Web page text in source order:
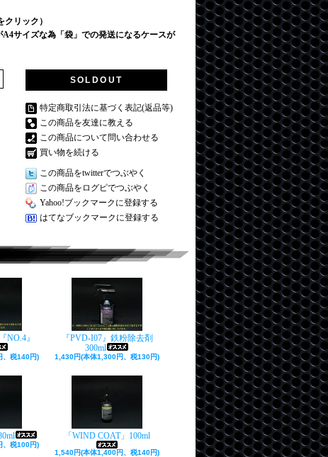
リック）
サイズな為「袋」での発送になるケースが
SOLDOUT
特定商取引法に基づく表記(返品等)
この商品を友達に教える
この商品について問い合わせる
買い物を続ける
この商品をtwitterでつぶやく
この商品をログピでつぶやく
Yahoo!ブックマークに登録する
はてなブックマークに登録する
NO.4』
、税140円)
『PVD-I07』鉄粉除去剤
300ml
1,430円(本体1,300円、税130円)
、税100円)
「WIND COAT」100ml
1,540円(本体1,400円、税140円)